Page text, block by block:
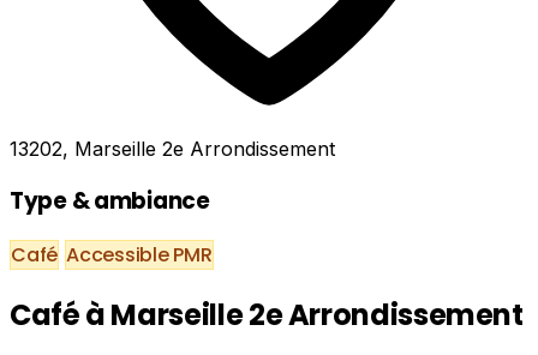
13202, Marseille 2e Arrondissement
Type & ambiance
Café Accessible PMR
Café à Marseille 2e Arrondissement